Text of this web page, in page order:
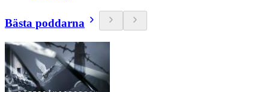
Bästa poddarna